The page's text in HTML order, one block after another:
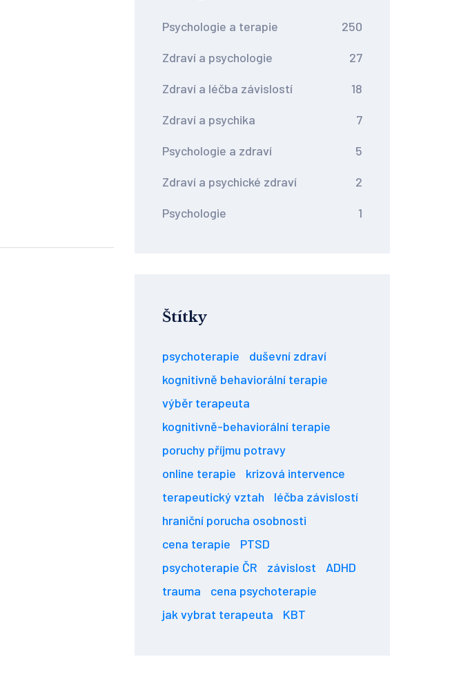
Psychologie a terapie 250
Zdraví a psychologie 27
Zdraví a léčba závislostí 18
Zdraví a psychika 7
Psychologie a zdraví 5
Zdraví a psychické zdraví 2
Psychologie 1
Štítky
psychoterapie
duševní zdraví
kognitivně behaviorální terapie
výběr terapeuta
kognitivně-behaviorální terapie
poruchy příjmu potravy
online terapie
krizová intervence
terapeutický vztah
léčba závislostí
hraniční porucha osobnosti
cena terapie
PTSD
psychoterapie ČR
závislost
ADHD
trauma
cena psychoterapie
jak vybrat terapeuta
KBT